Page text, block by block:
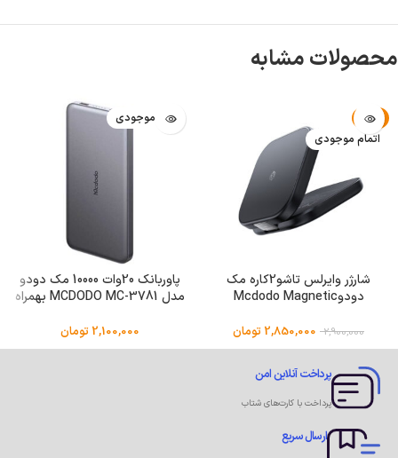
محصولات مشابه
-2%
اتمام موجودی
شارژر وایرلس تاشو2کاره مک
دودوMcdodo Magnetic
2,900,000
2,850,000 تومان
اتمام موجودی
پاوربانک 20وات 10000 مک دودو
مدل MCDODO MC-3781 بهمراه
2,100,000 تومان
پرداخت آنلاین امن
پرداخت با کارت‌های شتاب
ارسال سریع